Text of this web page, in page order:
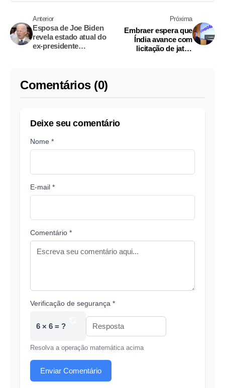
Anterior
Esposa de Joe Biden
revela estado atual do
ex-presidente
Próxima
Embraer espera que
Índia avance com
licitação de jatos
Comentários (0)
Deixe seu comentário
Nome *
E-mail *
Comentário *
Verificação de segurança *
6 × 6 = ?
Resolva a operação matemática acima
Enviar Comentário